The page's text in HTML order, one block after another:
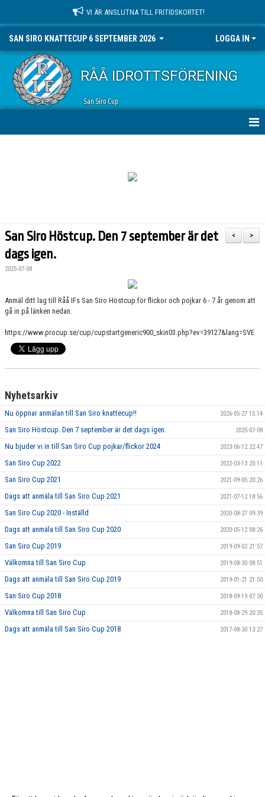
VI ÄR ANSLUTNA TILL FRITIDSKORTET!
SAN SIRO KNATTECUP 6 SEPTEMBER 2026 LOGGA IN
RÅÅ IDROTTSFÖRENING
San Siro Cup
>
<
San Siro Höstcup. Den 7 september är det
dags igen.
2025-07-08
Anmäl ditt lag till Råå IFs San Siro Höstcup för flickor och pojkar 6 - 7 år genom att
gå in på länken nedan.
https://www.procup.se/cup/cupstartgeneric900_skin03.php?ev=39127&lang=SVE
Nyhetsarkiv
Nu öppnar anmälan till San Siro knattecup!! 2026-05-27 15:14
San Siro Höstcup. Den 7 september är det dags igen. 2025-07-08
Nu bjuder vi in till San Siro Cup pojkar/flickor 2024 2023-06-12 22:47
San Siro Cup 2022 2022-03-13 20:11
San Siro Cup 2021 2021-09-05 20:26
Dags att anmäla till San Siro Cup 2021 2021-07-12 18:56
San Siro Cup 2020 - Inställd 2020-08-27 09:39
Dags att anmäla till San Siro Cup 2020 2020-05-12 08:26
San Siro Cup 2019 2019-09-02 21:57
Välkomna till San Siro Cup 2019-08-30 08:51
Dags att anmäla till San Siro Cup 2019 2019-01-21 21:50
San Siro Cup 2018 2018-09-19 07:30
Välkomna till San Siro Cup 2018-08-29 20:35
Dags att anmäla till San Siro Cup 2018 2017-08-30 13:27